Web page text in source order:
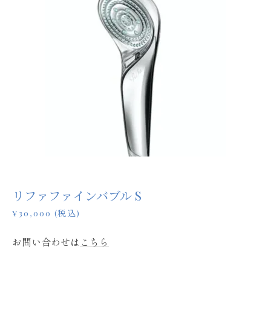
リファファインバブル S
¥30,000 (税込)
お問い合わせは こちら